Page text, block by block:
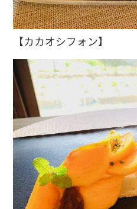
【カカオシフォン】